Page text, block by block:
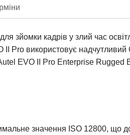
зйомки кадрів у злий час
Pro використовує надчутливий
EVO II Pro Enterprise
значення ISO 12800, що